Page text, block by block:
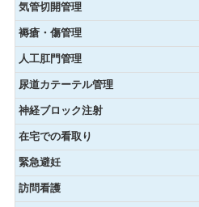
気管切開管理
褥瘡・傷管理
人工肛門管理
尿道カテーテル管理
神経ブロック注射
在宅での看取り
緊急避妊
訪問看護